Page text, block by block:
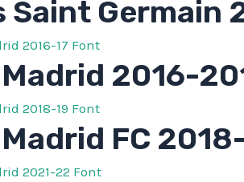
Saint Germain
2016-
FC